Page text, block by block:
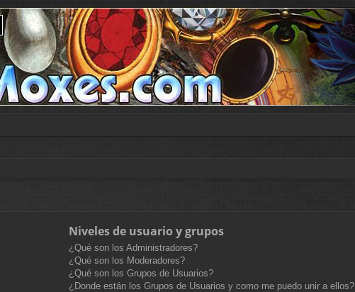
Niveles de usuario y grupos
¿Qué son los Administradores?
¿Qué son los Moderadores?
¿Qué son los Grupos de Usuarios?
¿Donde están los Grupos de Usuarios y como me puedo unir a ellos?